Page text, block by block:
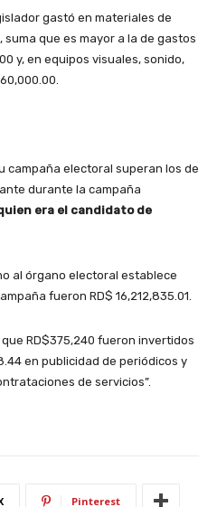
gastó en materiales de
suma que es mayor a la de gastos
y, en equipos visuales, sonido,
campaña electoral superan los de
durante la campaña
era el candidato de
al órgano electoral establece
fueron RD$ 16,212,835.01.
RD$375,240 fueron invertidos
en publicidad de periódicos y
de servicios”.
Pinterest